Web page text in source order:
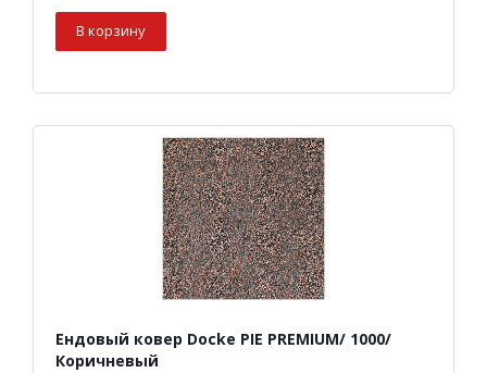
В корзину
Ендовый ковер Docke PIE PREMIUM/ 1000/
Коричневый